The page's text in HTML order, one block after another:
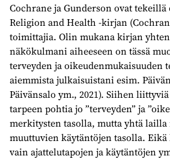
Cochrane ja Gunderson ovat
Religion and Health -kirjan
toimittajia. Olin mukana kirjan
näkökulmani aiheeseen on tässä
terveyden ja oikeudenmukaisuuden
aiemmista julkaisuistani esim.
Päivänsalo ym., 2021). Siihen
tarpeen pohtia jo ”terveyden” ja
merkitysten tasolla, mutta yhtä lailla
muuttuvien käytäntöjen tasolla.
vain ajattelutapojen ja käytäntöjen